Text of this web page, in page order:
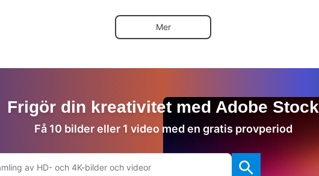
utvecklarförhandsvisning
Mer
Frigör din kreativitet med Adobe Stock
Få 10 bilder eller 1 video med en gratis provperiod